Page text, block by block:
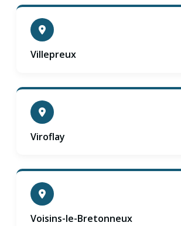
Villepreux
Viroflay
Voisins-le-Bretonneux